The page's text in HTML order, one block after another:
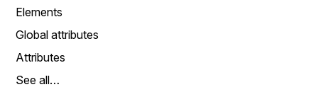
Elements
Global attributes
Attributes
See all…